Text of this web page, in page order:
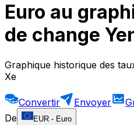
Euro au
de change
Graphique historique des
Xe
Convertir Envoyer
De
EUR - Euro